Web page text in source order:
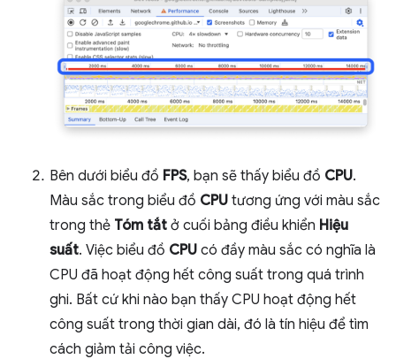
Bên dưới biểu đồ FPS, bạn sẽ thấy biểu đồ CPU.
Màu sắc trong biểu đồ CPU tương ứng với màu sắc
trong thẻ Tóm tắt ở cuối bảng điều khiển Hiệu
suất. Việc biểu đồ CPU có đầy màu sắc có nghĩa là
CPU đã hoạt động hết công suất trong quá trình
ghi. Bất cứ khi nào bạn thấy CPU hoạt động hết
công suất trong thời gian dài, đó là tín hiệu để tìm
cách giảm tải công việc.